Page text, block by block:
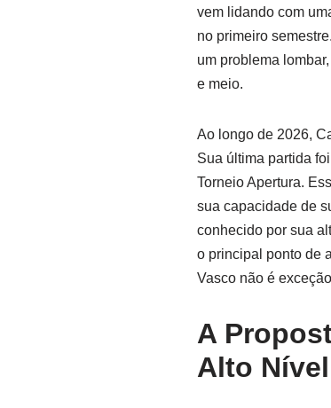
vem lidando com
no primeiro
um problema
e meio.
Ao longo de 2026,
Sua última partida
Torneio Apertura.
sua capacidade de
conhecido por sua
o principal ponto de
Vasco não é
A
Alto